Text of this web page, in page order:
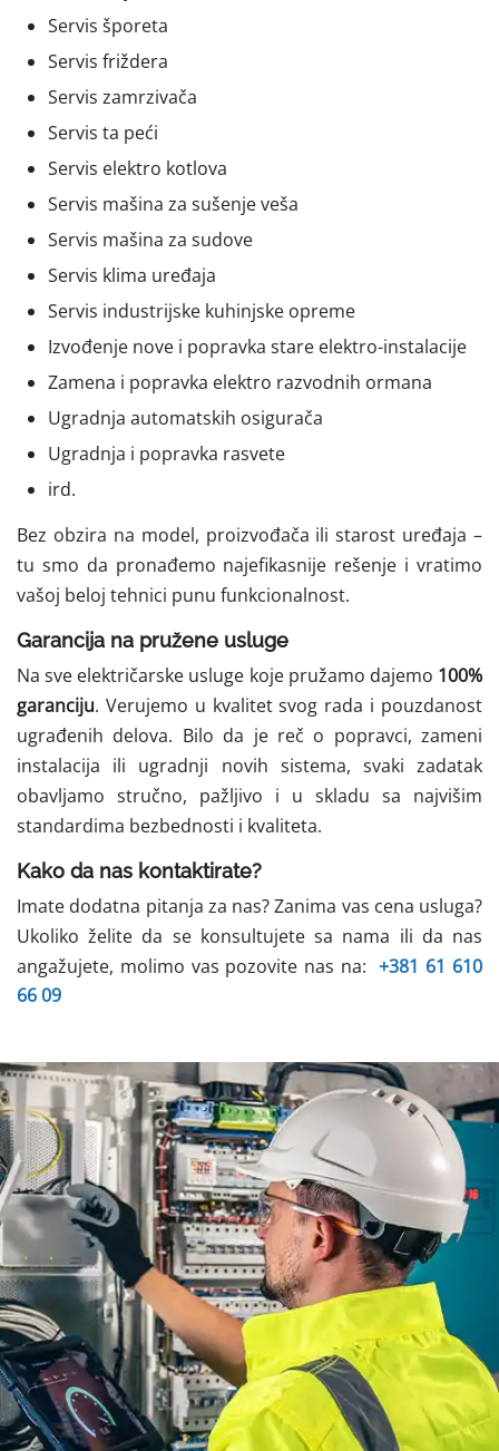
Servis šporeta
Servis friždera
Servis zamrzivača
Servis ta peći
Servis elektro kotlova
Servis mašina za sušenje veša
Servis mašina za sudove
Servis klima uređaja
Servis industrijske kuhinjske opreme
Izvođenje nove i popravka stare elektro-instalacije
Zamena i popravka elektro razvodnih ormana
Ugradnja automatskih osigurača
Ugradnja i popravka rasvete
ird.
Bez obzira na model, proizvođača ili starost uređaja –
tu smo da pronađemo najefikasnije rešenje i vratimo
vašoj beloj tehnici punu funkcionalnost.
Garancija na pružene usluge
Na sve električarske usluge koje pružamo dajemo 100%
garanciju. Verujemo u kvalitet svog rada i pouzdanost
ugrađenih delova. Bilo da je reč o popravci, zameni
instalacija ili ugradnji novih sistema, svaki zadatak
obavljamo stručno, pažljivo i u skladu sa najvišim
standardima bezbednosti i kvaliteta.
Kako da nas kontaktirate?
Imate dodatna pitanja za nas? Zanima vas cena usluga?
Ukoliko želite da se konsultujete sa nama ili da nas
angažujete, molimo vas pozovite nas na: +381 61 610
66 09